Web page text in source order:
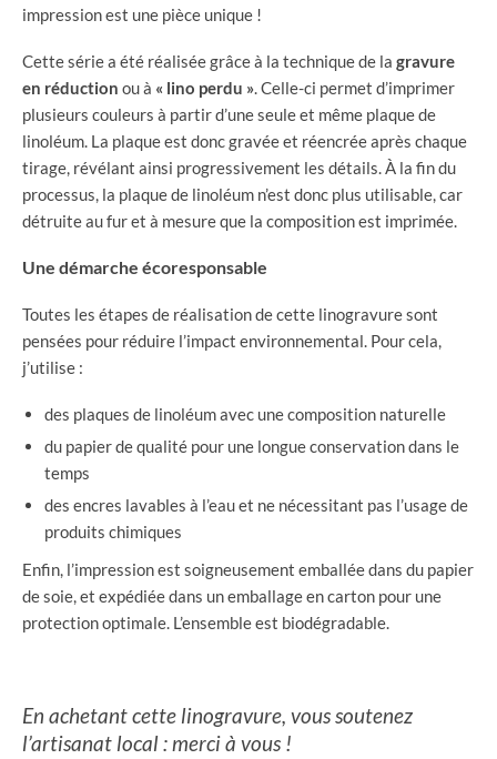
impression est une pièce unique !
Cette série a été réalisée grâce à la technique de la gravure
en réduction ou à « lino perdu ». Celle-ci permet d’imprimer
plusieurs couleurs à partir d’une seule et même plaque de
linoléum. La plaque est donc gravée et réencrée après chaque
tirage, révélant ainsi progressivement les détails. À la fin du
processus, la plaque de linoléum n’est donc plus utilisable, car
détruite au fur et à mesure que la composition est imprimée.
Une démarche écoresponsable
Toutes les étapes de réalisation de cette linogravure sont
pensées pour réduire l’impact environnemental. Pour cela,
j’utilise :
des plaques de linoléum avec une composition naturelle
du papier de qualité pour une longue conservation dans le
temps
des encres lavables à l’eau et ne nécessitant pas l’usage de
produits chimiques
Enfin, l’impression est soigneusement emballée dans du papier
de soie, et expédiée dans un emballage en carton pour une
protection optimale. L’ensemble est biodégradable.
En achetant cette linogravure, vous soutenez
l’artisanat local : merci à vous !